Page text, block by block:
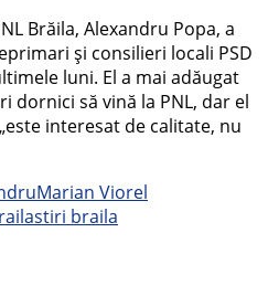
Brăila, Alexandru Popa, a
și consilieri locali PSD
luni. El a mai adăugat
dornici să vină la PNL, dar el
interesat de calitate, nu
Marian Viorel
stiri braila